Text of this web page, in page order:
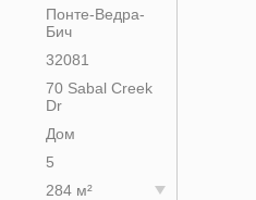
Понте-Ведра-
Бич
32081
70 Sabal Creek
Dr
Дом
5
284 м²